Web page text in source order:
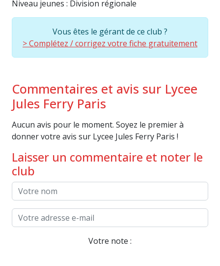
Niveau jeunes : Division régionale
Vous êtes le gérant de ce club ?
> Complétez / corrigez votre fiche gratuitement
Commentaires et avis sur Lycee
Jules Ferry Paris
Aucun avis pour le moment. Soyez le premier à
donner votre avis sur Lycee Jules Ferry Paris !
Laisser un commentaire et noter le
club
Votre note :